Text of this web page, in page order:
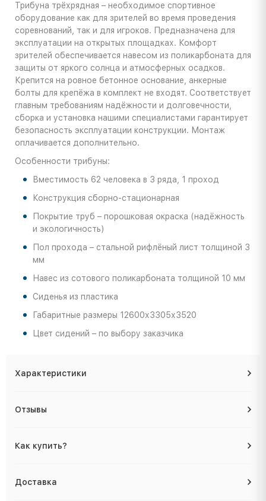
Трибуна трёхрядная – необходимое спортивное
оборудование как для зрителей во время проведения
соревнований, так и для игроков. Предназначена для
эксплуатации на открытых площадках. Комфорт
зрителей обеспечивается навесом из поликарбоната для
защиты от яркого солнца и атмосферных осадков.
Крепится на ровное бетонное основание, анкерные
болты для крепёжа в комплект не входят. Соответствует
главным требованиям надёжности и долговечности,
сборка и установка нашими специалистами гарантирует
безопасность эксплуатации конструкции. Монтаж
оплачивается дополнительно.
Особенности трибуны:
Вместимость 62 человека в 3 ряда, 1 проход
Конструкция сборно-стационарная
Покрытие труб – порошковая окраска (надёжность
и экологичность)
Пол прохода – стальной рифлёный лист толщиной 3
мм
Навес из сотового поликарбоната толщиной 10 мм
Сиденья из пластика
Габаритные размеры 12600х3305х3520
Цвет сидений – по выбору заказчика
Характеристики
Отзывы
Как купить?
Доставка